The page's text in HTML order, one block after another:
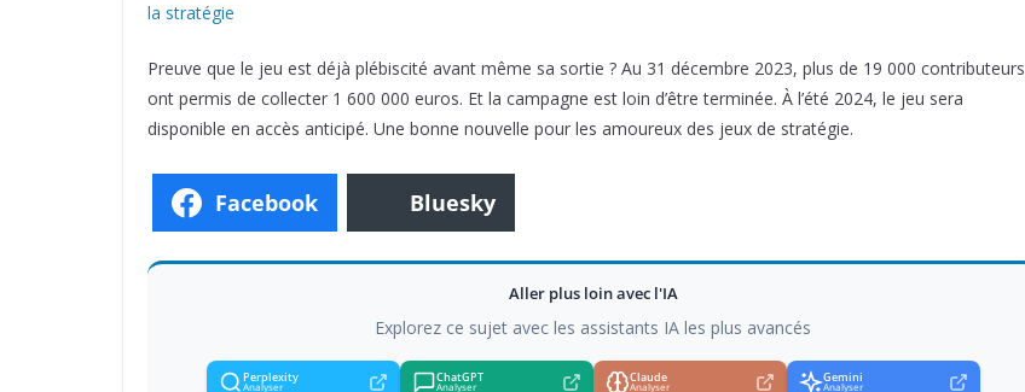
la stratégie
Preuve que le jeu est déjà plébiscité avant même sa sortie ? Au 31 décembre 2023, plus de 19 000 contributeurs
ont permis de collecter 1 600 000 euros. Et la campagne est loin d’être terminée. À l’été 2024, le jeu sera
disponible en accès anticipé. Une bonne nouvelle pour les amoureux des jeux de stratégie.
Facebook Bluesky
Aller plus loin avec l'IA
Explorez ce sujet avec les assistants IA les plus avancés
Perplexity
Analyser
ChatGPT
Analyser
Claude
Analyser
Gemini
Analyser